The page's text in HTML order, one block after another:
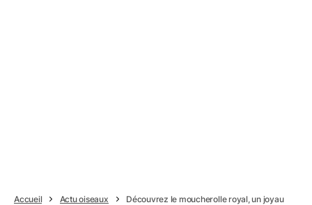
Accueil Actu oiseaux
Découvrez le moucherolle royal, un joyau